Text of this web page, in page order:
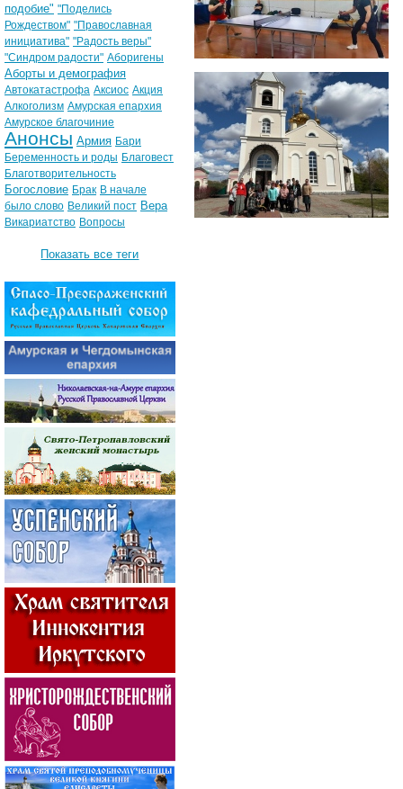
подобие" "Поделись
Рождеством" "Православная
инициатива" "Радость веры"
"Синдром радости" Аборигены
Аборты и демография
Автокатастрофа Аксиос Акция
Алкоголизм Амурская епархия
Амурское благочиние
Анонсы Армия Бари
Беременность и роды Благовест
Благотворительность
Богословие Брак В начале
было слово Великий пост Вера
Викариатство Вопросы
Показать все теги